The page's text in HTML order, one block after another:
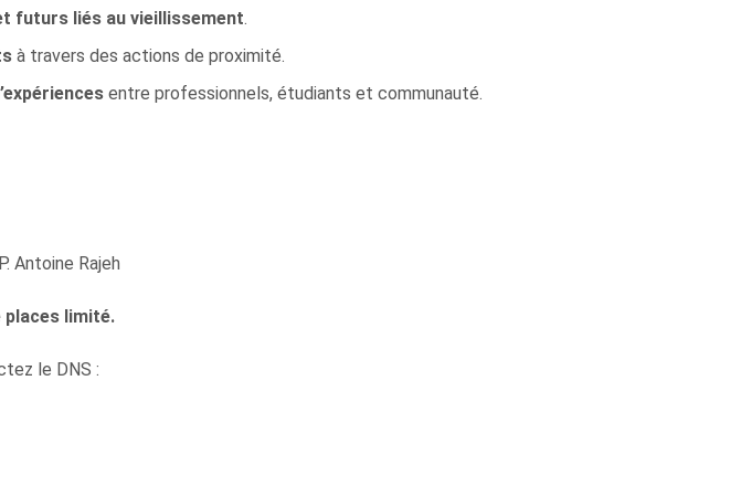
futurs liés au vieillissement.
à travers des actions de proximité.
entre professionnels, étudiants et communauté.
Antoine Rajeh
limité.
le DNS :